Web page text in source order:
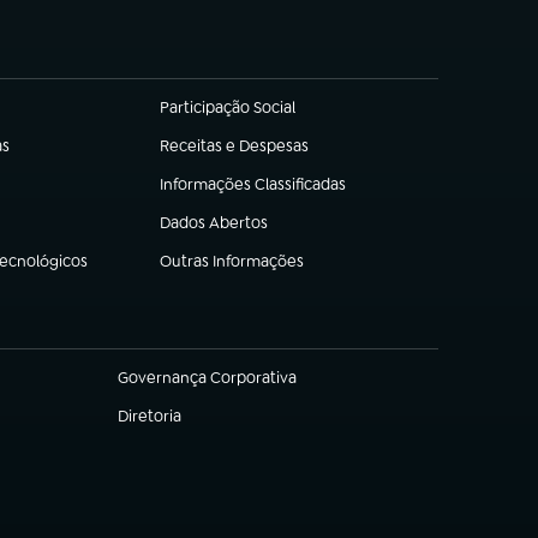
Participação Social
(abre em nova aba)
Receitas e Despesas
(abre em nova aba)
Informações Classificadas
(abre em nova aba)
Dados Abertos
(abre em nova aba)
Outras Informações
(abre em nova aba)
Governança Corporativa
(abre em nova aba)
Diretoria
(abre em nova aba)